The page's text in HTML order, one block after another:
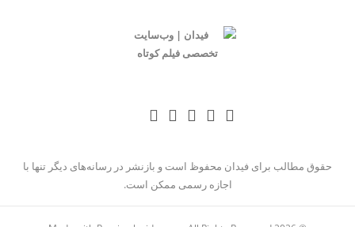
حقوق مطالب برای فیدان محفوظ است و بازنشر در رسانه‌های دیگر تنها با
اجازه رسمی ممکن است.